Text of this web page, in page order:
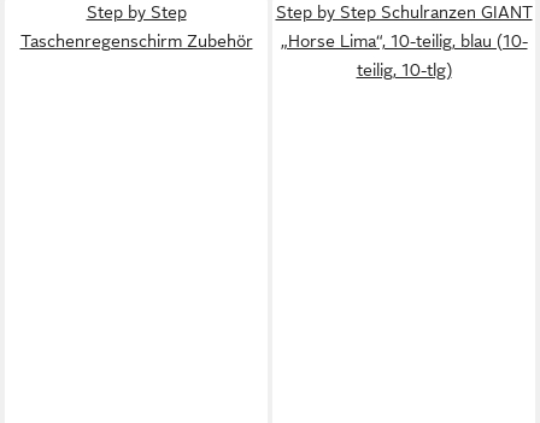
Step by Step
Taschenregenschirm Zubehör
Step by Step Schulranzen GIANT
„Horse Lima“, 10-teilig, blau (10-
teilig, 10-tlg)